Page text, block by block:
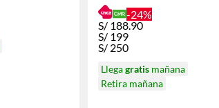
-24%
S/ 188.90
S/ 199
S/ 250
Llegagratismañana
Retira mañana